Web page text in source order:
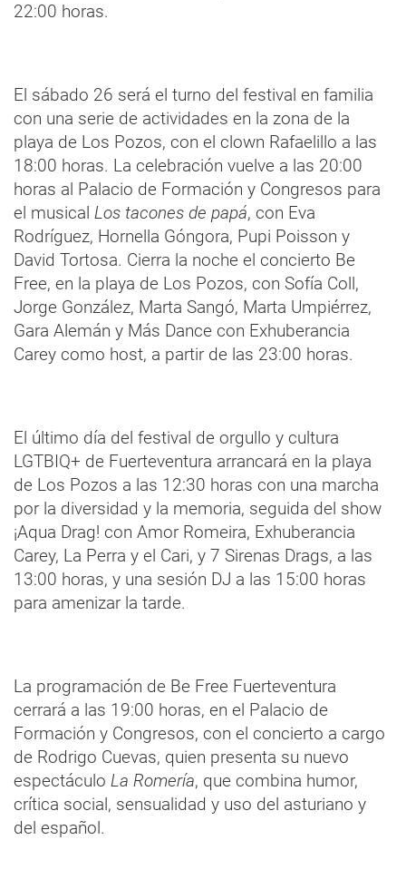
22:00 horas.
El sábado 26 será el turno del festival en familia
con una serie de actividades en la zona de la
playa de Los Pozos, con el clown Rafaelillo a las
18:00 horas. La celebración vuelve a las 20:00
horas al Palacio de Formación y Congresos para
el musical Los tacones de papá, con Eva
Rodríguez, Hornella Góngora, Pupi Poisson y
David Tortosa. Cierra la noche el concierto Be
Free, en la playa de Los Pozos, con Sofía Coll,
Jorge González, Marta Sangó, Marta Umpiérrez,
Gara Alemán y Más Dance con Exhuberancia
Carey como host, a partir de las 23:00 horas.
El último día del festival de orgullo y cultura
LGTBIQ+ de Fuerteventura arrancará en la playa
de Los Pozos a las 12:30 horas con una marcha
por la diversidad y la memoria, seguida del show
¡Aqua Drag! con Amor Romeira, Exhuberancia
Carey, La Perra y el Cari, y 7 Sirenas Drags, a las
13:00 horas, y una sesión DJ a las 15:00 horas
para amenizar la tarde.
La programación de Be Free Fuerteventura
cerrará a las 19:00 horas, en el Palacio de
Formación y Congresos, con el concierto a cargo
de Rodrigo Cuevas, quien presenta su nuevo
espectáculo La Romería, que combina humor,
crítica social, sensualidad y uso del asturiano y
del español.